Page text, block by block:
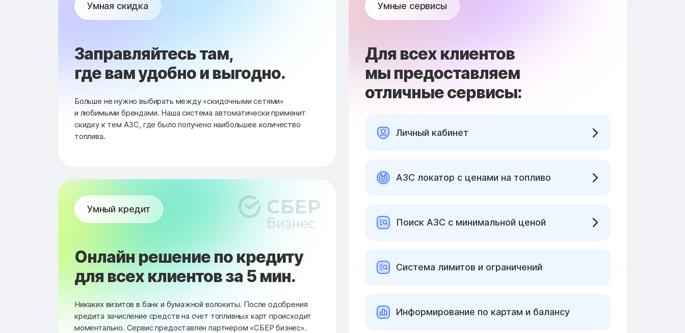
Умная скидка
Заправляйтесь там,
где вам удобно и выгодно.
Больше не нужно выбирать между «скидочными сетями»
и любимыми брендами. Наша система автоматически применит
скидку к тем АЗС, где было получено наибольшее количество
топлива.
Умный кредит
Онлайн решение по кредиту
для всех клиентов за 5 мин.
Никаких визитов в банк и бумажной волокиты. После одобрения
кредита зачисление средств на счет топливных карт происходит
моментально. Сервис предоставлен партнером «СБЕР бизнес».
Умные сервисы
Для всех клиентов
мы предоставляем
отличные сервисы:
Личный кабинет
АЗС локатор с ценами на топливо
Поиск АЗС с минимальной ценой
Cистема лимитов и ограничений
Информирование по картам и балансу